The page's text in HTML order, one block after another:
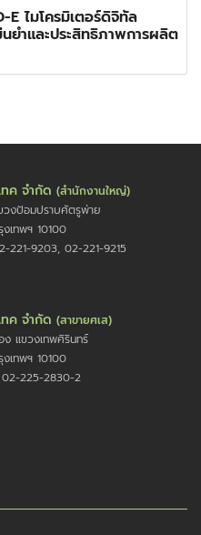
ไมโครมิเตอร์ดิจิทัล
ยำและประสิทธิภาพการผลิต
ทค จำกัด (สำนักงานใหญ่)
งป้อมปราบศัตรูพ่าย
เทพฯ 10100
9203, 02-221-9215
ทค จำกัด (สาขายศเส)
แขวงเทพศิรินทร์
เทพฯ 10100
02-225-2830-2